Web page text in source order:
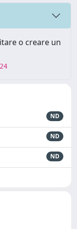
o creare un
ND
ND
ND